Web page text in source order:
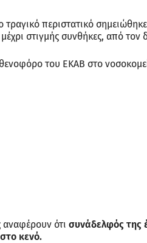
περιστατικό
στιγμής συνθήκες, από τον
του ΕΚΑΒ στο
ότι συνάδελφός της
κενό.